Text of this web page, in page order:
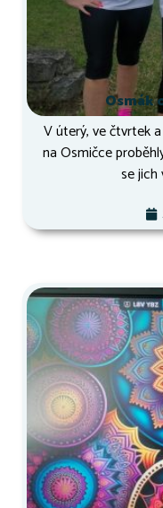
Osmák
V úterý, ve čtvrtek
na Osmičce
se jich